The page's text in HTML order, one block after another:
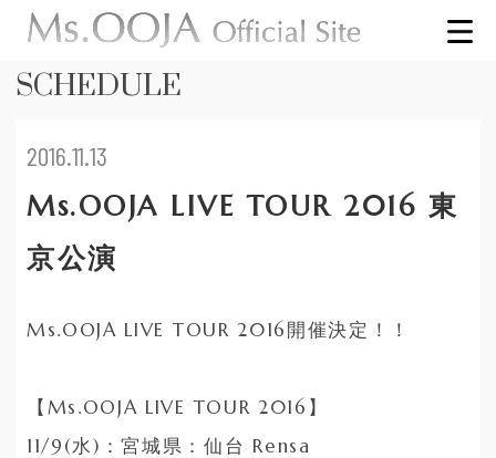
SCHEDULE
2016.11.13
Ms.OOJA LIVE TOUR 2016 東
京公演
Ms.OOJA LIVE TOUR 2016開催決定！！
【Ms.OOJA LIVE TOUR 2016】
11/9(水)：宮城県：仙台 Rensa